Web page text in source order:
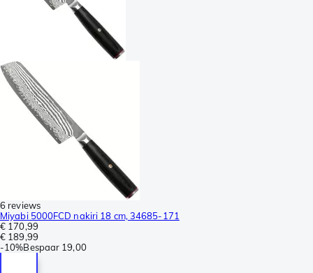
6 reviews
Miyabi 5000FCD nakiri 18 cm, 34685-171
€ 170,99
€ 189,99
-10%Bespaar 19,00